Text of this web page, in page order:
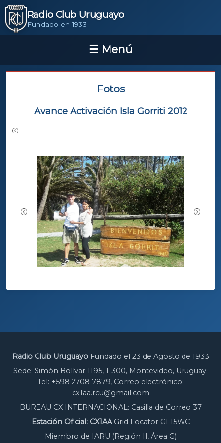
Radio Club Uruguayo
Fundado en 1933
Fotos
Avance Activación Isla Gorriti 2012
Radio Club UruguayoFundado el 23 de Agosto de 1933
Sede: Simón Bolívar 1195, 11300, Montevideo, Uruguay.
Tel: +598 2708 7879, Correo electrónico:
cx1aa.rcu@gmail.com
BUREAU CX INTERNACIONAL: Casilla de Correo 37
Estación Oficial: CX1AAGrid Locator GF15WC
Miembro de IARU (Región II, Área G)